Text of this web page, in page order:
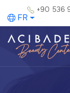
+90 536
FR